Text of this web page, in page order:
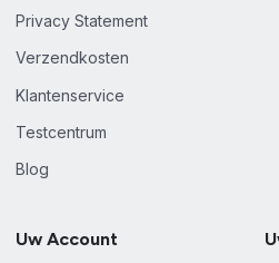
Privacy Statement
Verzendkosten
Klantenservice
Testcentrum
Blog
Uw Account